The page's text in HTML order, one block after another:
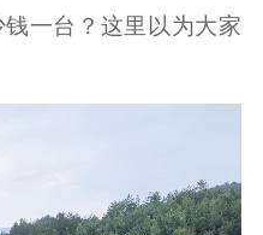
一台？这里以为大家